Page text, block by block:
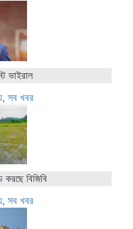
ভাইরাল
, সব খবর
বিজিবি
, সব খবর